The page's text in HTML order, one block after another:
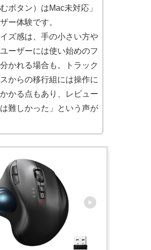
ボタン）はMac未対応」
ー体験です。
ズ感は、手の小さい方や
ーザーには使い始めのフ
かれる場合も。トラック
からの移行組には操作に
かる点もあり、レビュー
難しかった」という声が